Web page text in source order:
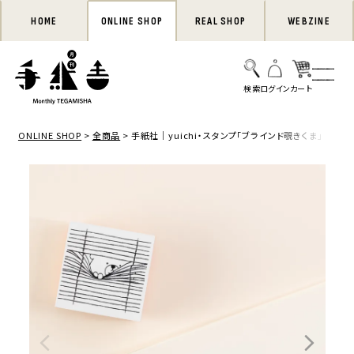
HOME ONLINE SHOP REAL SHOP WEBZINE
ONLINE SHOP 全商品 手紙社｜yuichi・スタンプ「ブラインド覗きくま」